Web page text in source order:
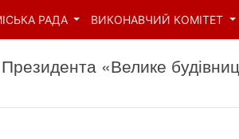
РАДА ВИКОНАВЧИЙ КОМІТЕТ
«Велике